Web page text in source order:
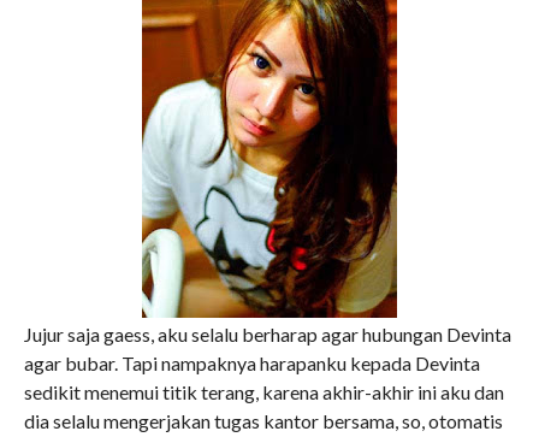
Jujur saja gaess, aku selalu berharap agar hubungan Devinta
agar bubar. Tapi nampaknya harapanku kepada Devinta
sedikit menemui titik terang, karena akhir-akhir ini aku dan
dia selalu mengerjakan tugas kantor bersama, so, otomatis